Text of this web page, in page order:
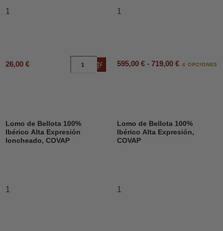
1
26,00 € Añadir al carrito
1
595,00 € - 719,00 € 4 OPCIONES
Lomo de Bellota 100%
Ibérico Alta Expresión
loncheado, COVAP
1
Lomo de Bellota 100%
Ibérico Alta Expresión,
COVAP
1